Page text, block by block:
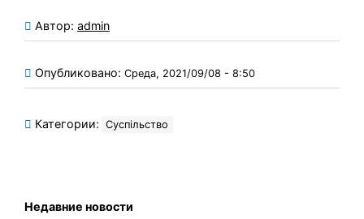
Автор: admin
Опубликовано: Среда, 2021/09/08 - 8:50
Категории: Суспільство
Недавние новости